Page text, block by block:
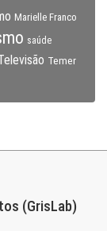
Marielle Franco
saúde
Temer
(GrisLab)